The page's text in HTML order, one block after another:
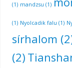
(1) mandzsu (1)
(1) Nyolcadik falu (1)
sírhalom
(2)